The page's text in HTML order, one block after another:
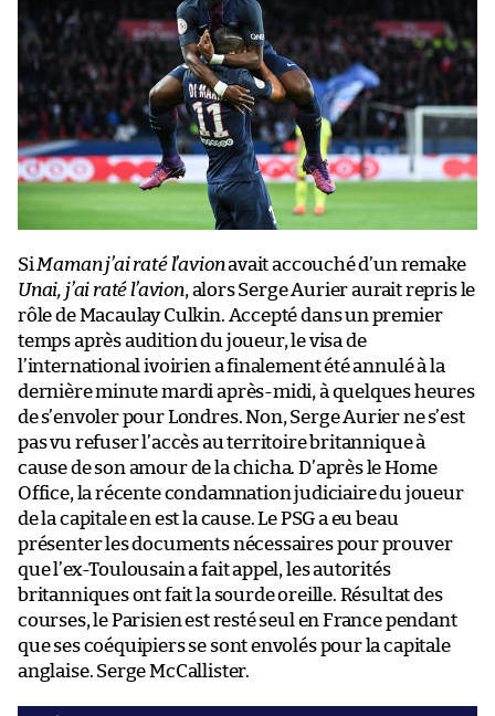
Si Maman j’ai raté l’avionavait accouché d’un remake
Unai, j’ai raté l’avion, alors Serge Aurier aurait repris le
rôle de Macaulay Culkin. Accepté dans un premier
temps après audition du joueur, le visa de
l’international ivoirien a finalement été annulé à la
dernière minute mardi après-midi, à quelques heures
de s’envoler pour Londres. Non, Serge Aurier ne s’est
pas vu refuser l’accès au territoire britannique à
cause de son amour de la chicha. D’après le Home
Office, la récente condamnation judiciaire du joueur
de la capitale en est la cause. Le PSG a eu beau
présenter les documents nécessaires pour prouver
que l’ex-Toulousain a fait appel, les autorités
britanniques ont fait la sourde oreille. Résultat des
courses, le Parisien est resté seul en France pendant
que ses coéquipiers se sont envolés pour la capitale
anglaise. Serge McCallister.